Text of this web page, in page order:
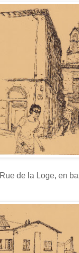
Rue de la Loge, en